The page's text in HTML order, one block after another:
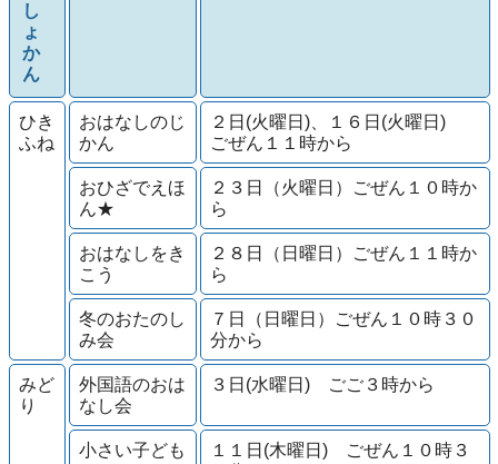
し
ょ
か
ん
ひき
ふね
おはなしのじ
かん
２日(火曜日)、１６日(火曜日)
ごぜん１１時から
おひざでえほ
ん★
２３日（火曜日）ごぜん１０時か
ら
おはなしをき
こう
２８日（日曜日）ごぜん１１時か
ら
冬のおたのし
み会
７日（日曜日）ごぜん１０時３０
分から
みど
り
外国語のおは
なし会
３日(水曜日) ごご３時から
小さい子ども
１１日(木曜日) ごぜん１０時３